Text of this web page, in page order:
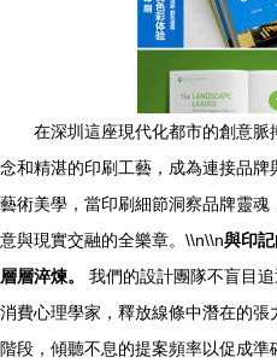
在深圳這座現代化都市的創意
念和精湛的印刷工藝，成為連接品
藝術美學，當印刷細節洞察品牌靈
意與現實交融的全樂章。\\n\\n與印
層層淬煉。
我們的設計團隊不盲目
消費心理學家，釋放線條中潛在的
階段，傾聽不息的提案頻率以促成